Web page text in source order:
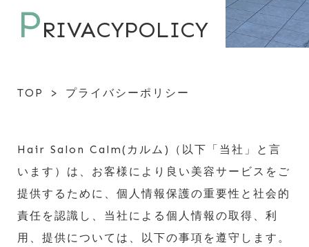
PRIVACYPOLICY
TOP > プライバシーポリシー
Hair Salon Calm(カルム)（以下「当社」と言
います）は、お客様により良い美容サービスをご
提供するために、個人情報保護の重要性と社会的
責任を認識し、当社による個人情報の取得、利
用、提供については、以下の事項を遵守します。